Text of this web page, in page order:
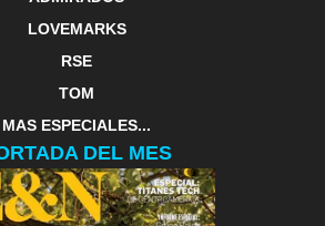
LOVEMARKS
RSE
TOM
MAS ESPECIALES...
DEL MES